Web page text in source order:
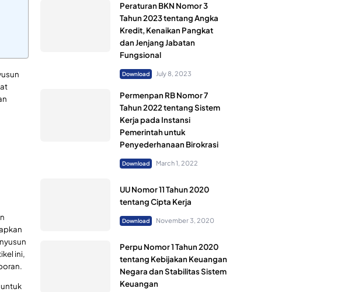
ini,
Peraturan BKN Nomor 3
Tahun 2023 tentang Angka
Kredit, Kenaikan Pangkat
dan Jenjang Jabatan
Fungsional
Download July 8, 2023
Permenpan RB Nomor 7
Tahun 2022 tentang Sistem
Kerja pada Instansi
Pemerintah untuk
Penyederhanaan Birokrasi
Download March 1, 2022
UU Nomor 11 Tahun 2020
tentang Cipta Kerja
Download November 3, 2020
Perpu Nomor 1 Tahun 2020
tentang Kebijakan Keuangan
Negara dan Stabilitas Sistem
Keuangan